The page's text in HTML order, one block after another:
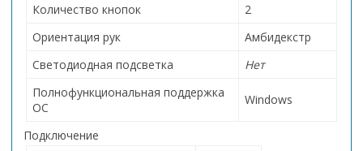
Количество кнопок
2
Ориентация рук
Амбидекстр
Светодиодная подсветка
Нет
Полнофункциональная поддержка
ОС
Windows
Подключение